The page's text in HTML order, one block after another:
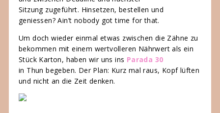
Sitzung zugeführt. Hinsetzen, bestellen und
geniessen? Ain’t nobody got time for that.
Um doch wieder einmal etwas zwischen die Zähne zu
bekommen mit einem wertvolleren Nährwert als ein
Stück Karton, haben wir uns ins Parada 30
in Thun begeben. Der Plan: Kurz mal raus, Kopf lüften
und nicht an die Zeit denken.